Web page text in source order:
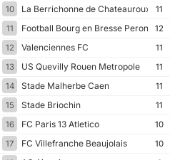
10
La Berrichonne de Chateauroux 11
11
Football Bourg en Bresse Peronnas 01
12
12
Valenciennes FC 11
13
US Quevilly Rouen Metropole 11
14
Stade Malherbe Caen 11
15
Stade Briochin 11
16
FC Paris 13 Atletico 10
17
FC Villefranche Beaujolais 10